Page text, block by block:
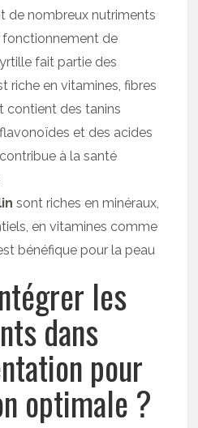
de nombreux nutriments
fonctionnement de
fait partie des
riche en vitamines, fibres
contient des tanins
et des acides
à la santé
sont riches en minéraux,
en vitamines comme
bénéfique pour la peau
les
dans
pour
optimale ?